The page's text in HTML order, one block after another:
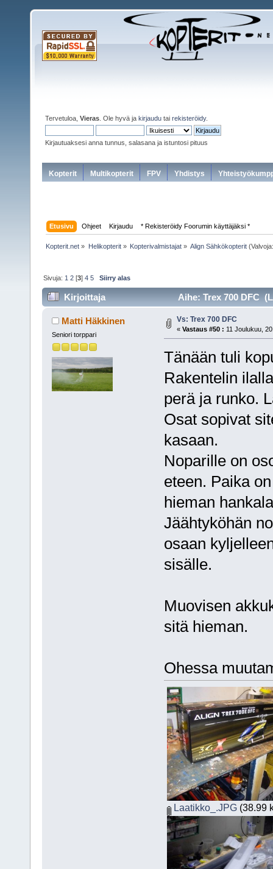
Tervetuloa, Vieras . Ole hyvä ja kirjaudu tai rekisteröidy.
Kirjautuaksesi anna tunnus, salasana ja istuntosi pituus
Kopterit Multikopterit FPV Yhdistys
Etusivu Ohjeet Kirjaudu * Rekisteröidy Foorumin käyttäjäksi *
Kopterit.net » Helikopterit» Kopterivalmistajat» Align Sähkökopterit
Sivuja: 1 2 [3]4 5 Siirry alas
Kirjoittaja Aihe: Trex 700 DFC
Matti Häkkinen
Seniori torppari
Vs: Trex 700 DFC
« Vastaus #50 : 11 Joulukuu,
Tänään tuli
Rakentelin
perä ja runko.
Osat sopivat
kasaan.
Noparille on
eteen. Paika
hieman
Jäähtyköhän
osaan
sisälle.
Muovisen
sitä hieman.
Ohessa
Laatikko_.JPG(38.99